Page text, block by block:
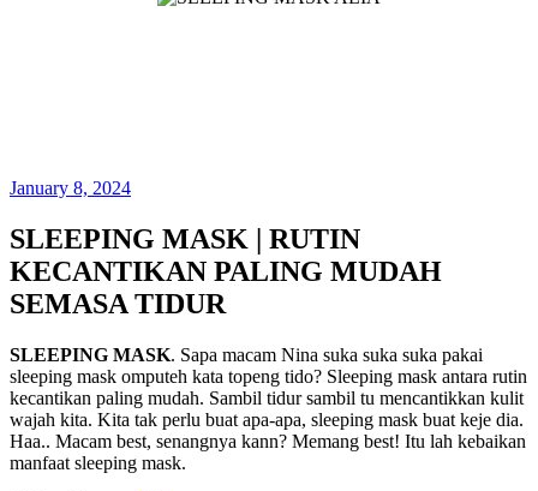
January 8, 2024
SLEEPING MASK | RUTIN
KECANTIKAN PALING MUDAH
SEMASA TIDUR
SLEEPING MASK. Sapa macam Nina suka suka suka pakai
sleeping mask omputeh kata topeng tido? Sleeping mask antara rutin
kecantikan paling mudah. Sambil tidur sambil tu mencantikkan kulit
wajah kita. Kita tak perlu buat apa-apa, sleeping mask buat keje dia.
Haa.. Macam best, senangnya kann? Memang best! Itu lah kebaikan
manfaat sleeping mask.